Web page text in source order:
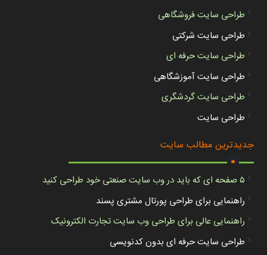
طراحی سایت فروشگاهی
طراحی سایت شرکتی
طراحی سایت حرفه ای
طراحی سایت آموزشگاهی
طراحی سایت گردشگری
طراحی سایت
جدیدترین مطالب سایت
.
۵ صفحه ای که باید در وب سایت صنعتی خود طراحی کنید
راهنمایی برای طراحی پورتال مشتری پسند
راهنمایی عالی برای طراحی وب سایت تجارت الکترونیک
طراحی سایت حرفه ای بدون کدنویسی